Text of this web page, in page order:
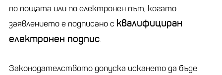
по пощата или по електронен път, когато
заявлението е подписано с квалифициран
електронен подпис.
Законодателството допуска искането да бъде